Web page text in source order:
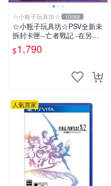
☆小瓶子玩具坊☆ 10088
☆小瓶子玩具坊☆PSV全新未
拆封卡匣--亡者戰記 -在另一
側的天空下- (日版)
$1,790
人氣賣家